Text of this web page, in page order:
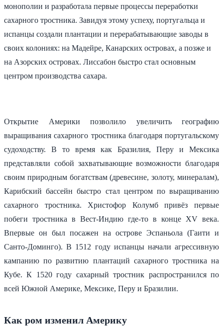
монополии и разработала первые процессы переработки
сахарного тростника. Завидуя этому успеху, португальца и
испанцы создали плантации и перерабатывающие заводы в
своих колониях: на Мадейре, Канарских островах, а позже и
на Азорских островах. Лиссабон быстро стал основным
центром производства сахара.
Открытие Америки позволило увеличить географию
выращивания сахарного тростника благодаря португальскому
судоходству. В то время как Бразилия, Перу и Мексика
представляли собой захватывающие возможности благодаря
своим природным богатствам (древесине, золоту, минералам),
Карибский бассейн быстро стал центром по выращиванию
сахарного тростника. Христофор Колумб привёз первые
побеги тростника в Вест-Индию где-то в конце XV века.
Впервые он был посажен на острове Эспаньола (Гаити и
Санто-Доминго). В 1512 году испанцы начали агрессивную
кампанию по развитию плантаций сахарного тростника на
Кубе. К 1520 году сахарный тростник распространился по
всей Южной Америке, Мексике, Перу и Бразилии.
Как ром изменил Америку